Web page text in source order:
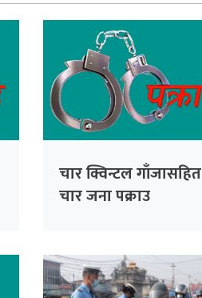
चार क्विन्टल गाँजासहित
चार जना पक्राउ